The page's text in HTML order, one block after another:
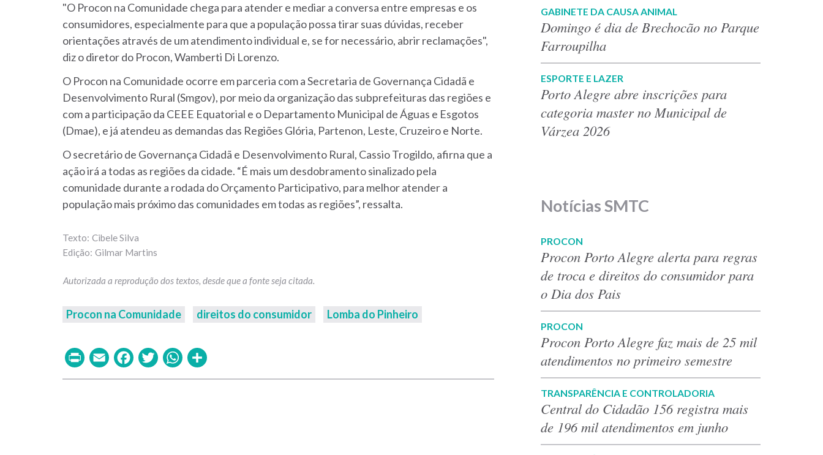
"O Procon na Comunidade chega para atender e mediar a conversa entre empresas e os
consumidores, especialmente para que a população possa tirar suas dúvidas, receber
orientações através de um atendimento individual e, se for necessário, abrir reclamações",
diz o diretor do Procon, Wamberti Di Lorenzo.
O Procon na Comunidade ocorre em parceria com a Secretaria de Governança Cidadã e
Desenvolvimento Rural (Smgov), por meio da organização das subprefeituras das regiões e
com a participação da CEEE Equatorial e o Departamento Municipal de Águas e Esgotos
(Dmae), e já atendeu as demandas das Regiões Glória, Partenon, Leste, Cruzeiro e Norte.
O secretário de Governança Cidadã e Desenvolvimento Rural, Cassio Trogildo, afirna que a
ação irá a todas as regiões da cidade. “É mais um desdobramento sinalizado pela
comunidade durante a rodada do Orçamento Participativo, para melhor atender a
população mais próximo das comunidades em todas as regiões”, ressalta.
Cibele Silva
Gilmar Martins
Procon na Comunidade direitos do consumidor Lomba do Pinheiro
PrintEmailFacebook
TwitterWhatsApp
GABINETE DA CAUSA ANIMAL
Domingo é dia de Brechocão no Parque
Farroupilha
ESPORTE E LAZER
Porto Alegre abre inscrições para
categoria master no Municipal de
Várzea 2026
Notícias SMTC
PROCON
Procon Porto Alegre alerta para regras
de troca e direitos do consumidor para
o Dia dos Pais
PROCON
Procon Porto Alegre faz mais de 25 mil
atendimentos no primeiro semestre
TRANSPARÊNCIA E CONTROLADORIA
Central do Cidadão 156 registra mais
de 196 mil atendimentos em junho